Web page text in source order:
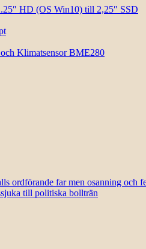
HD (OS Win10) till 2,25″ SSD
Klimatsensor BME280
ordförande far men osanning och
till politiska bollträn